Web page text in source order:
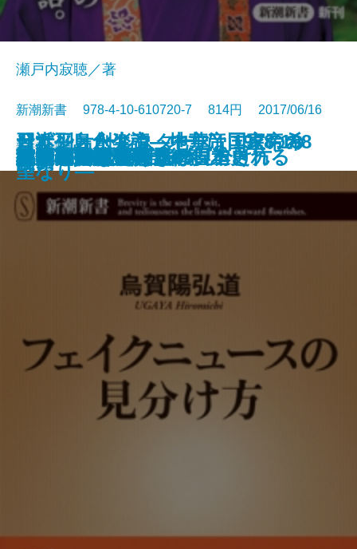
こうして歴史問題は捏造される
女系図でみる驚きの日本史
笑福亭鶴瓶論
リベラルという病
習近平と永楽帝―中華帝国皇帝の
野望―
戦争と平和
サザンオールスターズ 1978-198
5
誰も知らない憲法9条
メディアの驕り
生きてこそ
瀬戸内寂聴／著
新潮新書 978-4-10-610720-7 814円 2017/06/16
新書電子書籍あり
フェイクニュースの見分け方
東大卒貧困ワーカー
日本の暗黒事件
秘伝・日本史解読術
うつ病休職
ジャズの証言
生涯現役論
検索禁止
日本列島創生論―地方は国家の希
望なり―
人間の経済